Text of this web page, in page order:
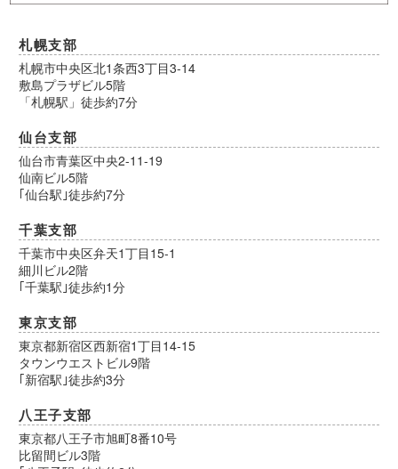
札幌支部
札幌市中央区北1条西3丁目3-14
敷島プラザビル5階
「札幌駅」徒歩約7分
仙台支部
仙台市青葉区中央2-11-19
仙南ビル5階
｢仙台駅｣徒歩約7分
千葉支部
千葉市中央区弁天1丁目15-1
細川ビル2階
｢千葉駅｣徒歩約1分
東京支部
東京都新宿区西新宿1丁目14-15
タウンウエストビル9階
｢新宿駅｣徒歩約3分
八王子支部
東京都八王子市旭町8番10号
比留間ビル3階